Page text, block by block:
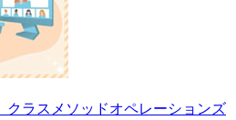
クラスメソッドオペレーションズ